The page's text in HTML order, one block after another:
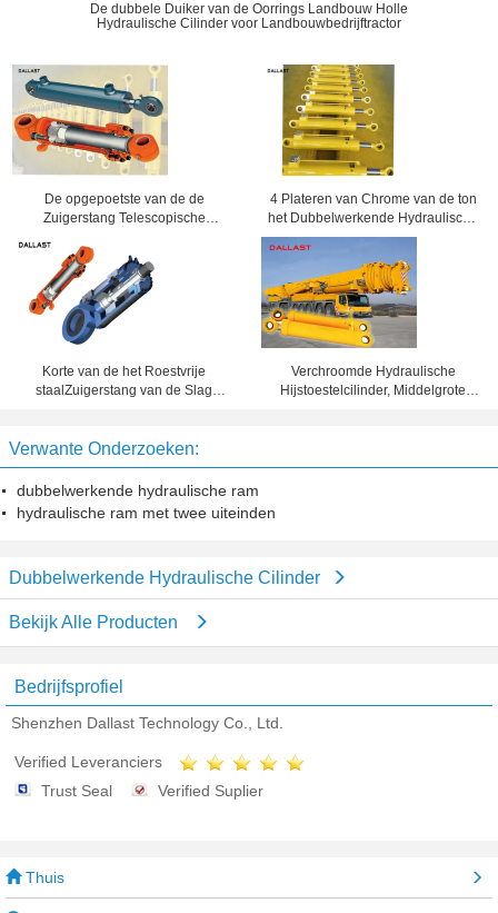
De dubbele Duiker van de Oorrings Landbouw Holle
Hydraulische Cilinder voor Landbouwbedrijftractor
De opgepoetste van de de
Zuigerstang Telescopische
Aangemaakte Buis van Chrome
Goedkeuring van Ce
4 Plateren van Chrome van de ton
het Dubbelwerkende Hydraulische
Cilinder voor Mijnbouwmachines
Korte van de het Roestvrije
staalZuigerstang van de Slag
Verchroomde Hydraulische
Hijstoestelcilinder, Middelgrote
Verwante Onderzoeken:
dubbelwerkende hydraulische ram
hydraulische ram met twee uiteinden
Dubbelwerkende Hydraulische Cilinder
Bekijk Alle Producten
Bedrijfsprofiel
Shenzhen Dallast Technology Co., Ltd.
Verified Leveranciers
Trust Seal
Verified Suplier
Thuis